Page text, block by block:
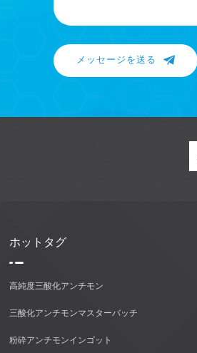
メッセージを送る
ホットタグ
高純度三酸化アンチモン
三酸化アンチモンマスターバッチ
粉砕アンチモンインゴット